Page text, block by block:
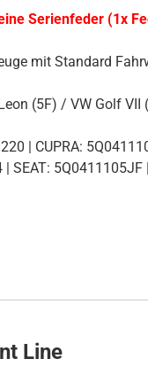
Serienfeder (1x
mit Standard
(5F) / VW Golf VII
| CUPRA:
SEAT:
Line